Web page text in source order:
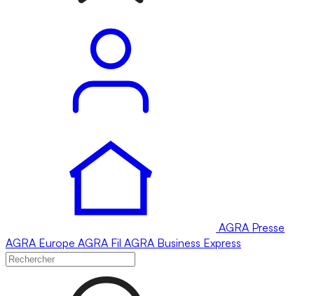
AGRA Presse
AGRA Europe AGRA Fil AGRA Business Express